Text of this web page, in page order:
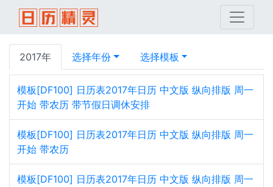
2017年 选择年份 选择模板
模板[DF100] 日历表2017年日历 中文版 纵向排版 周一
开始 带农历 带节假日调休安排
模板[DF100] 日历表2017年日历 中文版 纵向排版 周一
开始 带农历
模板[DF100] 日历表2017年日历 中文版 纵向排版 周一